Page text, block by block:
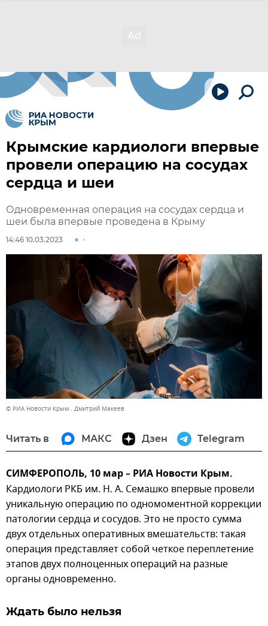
Крымские кардиологи впервые
провели операцию на сосудах
сердца и шеи
Одновременная операция на сосудах сердца и
шеи была впервые проведена в Крыму
14:46 10.03.2023
© РИА Новости Крым . Дмитрий Макеев
Читать в МАКС Дзен Telegram
СИМФЕРОПОЛЬ, 10 мар – РИА Новости Крым.
Кардиологи РКБ им. Н. А. Семашко впервые провели
уникальную операцию по одномоментной коррекции
патологии сердца и сосудов. Это не просто сумма
двух отдельных оперативных вмешательств: такая
операция представляет собой четкое переплетение
этапов двух полноценных операций на разные
органы одновременно.
Ждать было нельзя